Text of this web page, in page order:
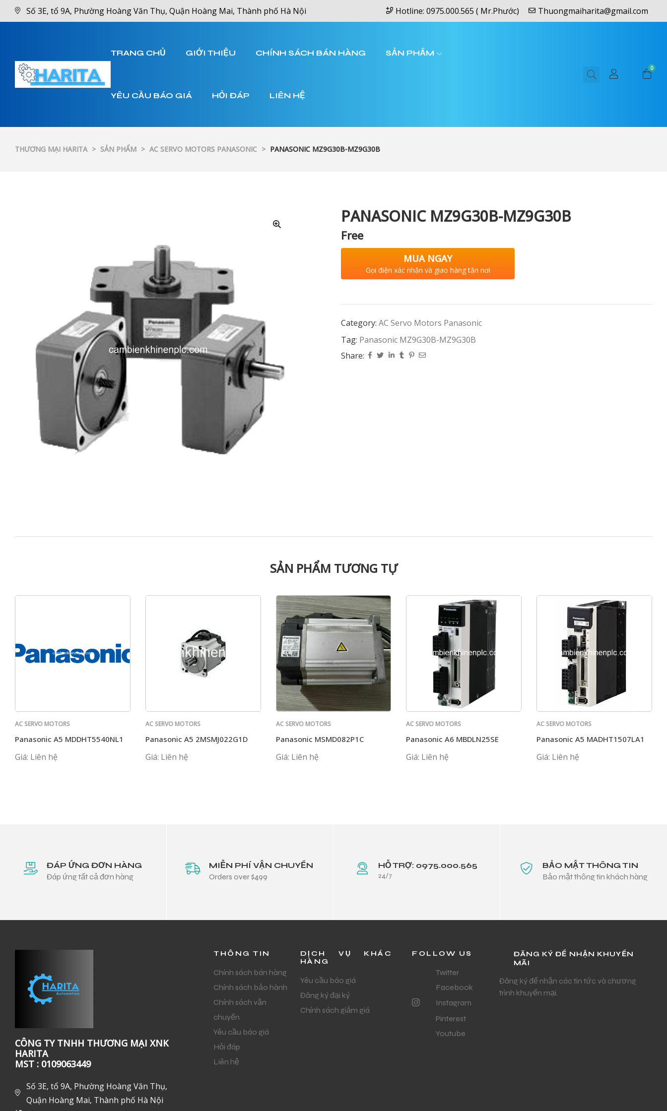
Số 3E, tổ 9A, Phường Hoàng Văn Thụ, Quận Hoàng Mai, Thành phố Hà Nội Hotline: 0975.000.565 ( Mr.Phước) Thuongmaiharita@gmail.com
TRANG CHỦ GIỚI THIỆU CHÍNH SÁCH BÁN HÀNG SẢN PHẨM
YÊU CẦU BÁO GIÁ HỎI ĐÁP LIÊN HỆ
0
THƯƠNG MẠI HARITA > SẢN PHẨM > AC SERVO MOTORS PANASONIC > PANASONIC MZ9G30B-MZ9G30B
PANASONIC MZ9G30B-MZ9G30B
Free
MUA NGAY
Gọi điện xác nhận và giao hàng tận nơi
Category: AC Servo Motors Panasonic
Tag: Panasonic MZ9G30B-MZ9G30B
Share:
SẢN PHẨM TƯƠNG TỰ
AC SERVO MOTORS
Panasonic A5 MDDHT5540NL1
Giá: Liên hệ
AC SERVO MOTORS
Panasonic A5 2MSMJ022G1D
Giá: Liên hệ
AC SERVO MOTORS
Panasonic MSMD082P1C
Giá: Liên hệ
AC SERVO MOTORS
Panasonic A6 MBDLN25SE
Giá: Liên hệ
AC SERVO MOTORS
Panasonic A5 MADHT1507LA1
Giá: Liên hệ
ĐÁP ỨNG ĐƠN HÀNG
Đáp ứng tất cả đơn hàng
MIỄN PHÍ VẬN CHUYỂN
Orders over $499
HỖ TRỢ: 0975.000.565
24/7
BẢO MẬT THÔNG TIN
Bảo mật thông tin khách hàng
CÔNG TY TNHH THƯƠNG MẠI XNK
HARITA
MST : 0109063449
Số 3E, tổ 9A, Phường Hoàng Văn Thụ,
Quận Hoàng Mai, Thành phố Hà Nội
THÔNG TIN
Chính sách bán hàng
Chính sách bảo hành
Chính sách vận
chuyển
Yêu cầu báo giá
Hỏi đáp
Liên hệ
DỊCH VỤ KHÁC
HÀNG
Yêu cầu báo giá
Đăng ký đại ký
Chính sách giảm giá
FOLLOW US
Twitter
Facebook
Instagram
Pinterest
Youtube
ĐĂNG KÝ ĐỂ NHẬN KHUYẾN
MÃI
Đăng ký để nhận các tin tức và chương
trình khuyến mại.